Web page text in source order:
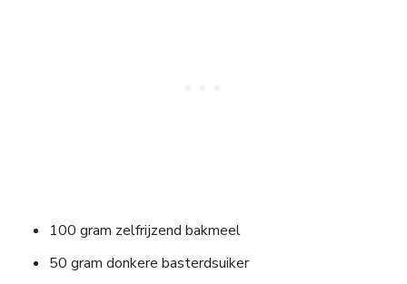
100 gram zelfrijzend bakmeel
50 gram donkere basterdsuiker